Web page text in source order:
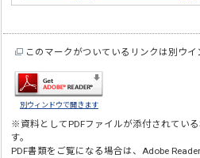
このマークがついているリンクは別ウ
別ウィンドウで開きます
※資料としてPDFファイルが添付されてい
す。
PDF書類をご覧になる場合は、Adobe Reader